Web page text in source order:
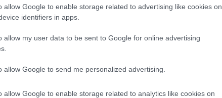
allow Google to enable storage related to advertising like cookies on
identifiers in apps.
allow my user data to be sent to Google for online advertising
allow Google to send me personalized advertising.
allow Google to enable storage related to analytics like cookies on